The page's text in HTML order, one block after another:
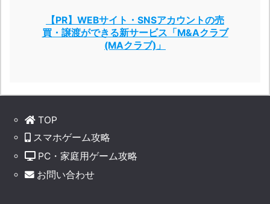
【PR】WEBサイト・SNSアカウントの売
買・譲渡ができる新サービス「M&Aクラブ
(MAクラブ)」
TOP
スマホゲーム攻略
PC・家庭用ゲーム攻略
お問い合わせ